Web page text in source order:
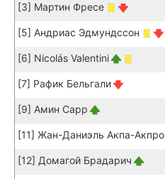
[3] Мартин Фресе
[5] Андриас Эдмундссон
[6] Nicolás Valentini
[7] Рафик Бельгали
[9] Амин Сарр
[11] Жан-Даниэль Акпа-Акпро
[12] Домагой Брадарич